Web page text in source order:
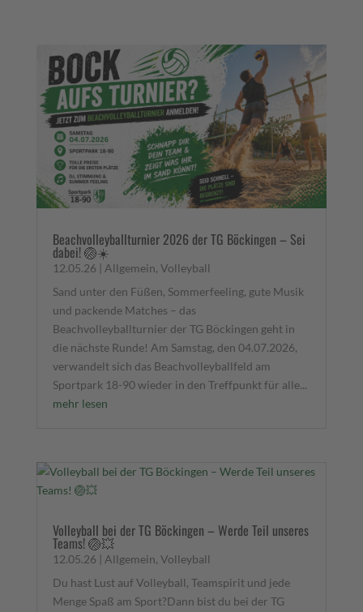
Beachvolleyballturnier 2026 der TG Böckingen – Sei
dabei! 🏐☀️
12.05.26 | Allgemein, Volleyball
Sand unter den Füßen, Sommerfeeling, gute Musik
und packende Matches – das
Beachvolleyballturnier der TG Böckingen geht in
die nächste Runde! Am Samstag, den 04.07.2026,
verwandelt sich das Beachvolleyballfeld am
Sportpark 18-90 wieder in den Treffpunkt für alle...
mehr lesen
Volleyball bei der TG Böckingen – Werde Teil unseres
Teams! 🏐💥
12.05.26 | Allgemein, Volleyball
Du hast Lust auf Volleyball, Teamspirit und jede
Menge Spaß am Sport?Dann bist du bei der TG